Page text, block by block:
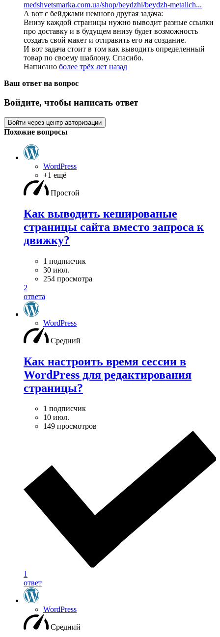
medshvetsmarka.com.ua/shop/beydzhi/beydzh-metalich...
А вот с бейджами немного другая задача:
Внизу каждой страницы нужно выводит разные ссылки
про доставку и в будущем внизу будет возможность
создать свой макет и отправить его на создание.
И вот задача стоит в том как выводить определенный
товар по своему шаблону. Спасибо.
Написано более трёх лет назад
Ваш ответ на вопрос
Войдите, чтобы написать ответ
Войти через центр авторизации
Похожие вопросы
WordPress
+1 ещё
Простой
Как выводить кешированые
страницы сайта вместо запроса к
движку?
1 подписчик
30 июл.
254 просмотра
2
ответа
WordPress
Средний
Как настроить время сессии в
WordPress для редактирования
страницы?
1 подписчик
10 июл.
149 просмотров
1
ответ
WordPress
Средний